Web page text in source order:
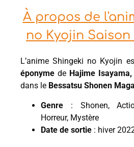
À propos de
no Kyojin
L’anime Shingeki no Kyojin
éponyme de Hajime Isayama,
dans le Bessatsu Shonen
Genre : Shonen,
Horreur, Mystère
Date de sortie : hiver